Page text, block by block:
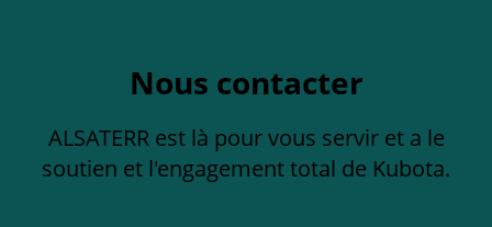
Nous contacter
ALSATERR est là pour vous servir et a le
soutien et l'engagement total de Kubota.